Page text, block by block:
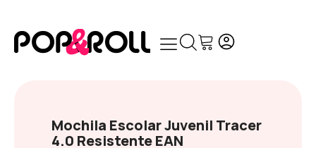
Mochila Escolar Juvenil Tracer
4.0 Resistente EAN